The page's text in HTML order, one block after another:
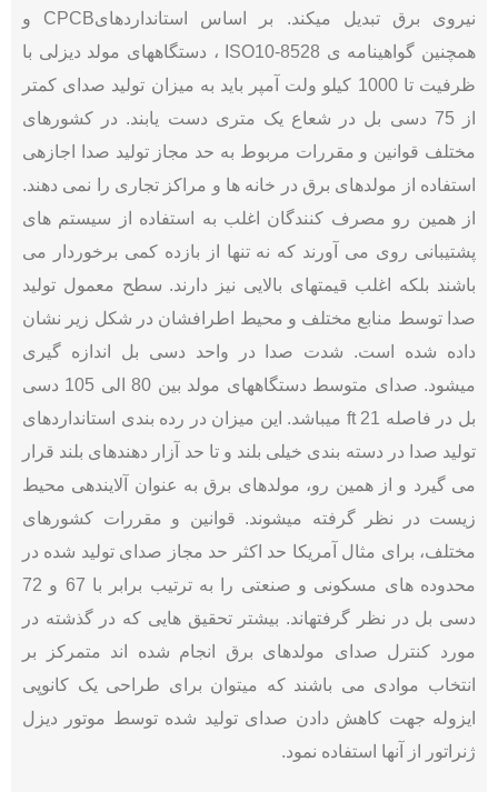
نیروی برق تبدیل میکند. بر اساس استانداردهایCPCB و
همچنین گواهینامه ی ISO10-8528 ، دستگاههای مولد دیزلی با
ظرفیت تا 1000 کیلو ولت آمپر باید به میزان تولید صدای کمتر
از 75 دسی بل در شعاع یک متری دست یابند. در کشورهای
مختلف قوانین و مقررات مربوط به حد مجاز تولید صدا اجازهی
استفاده از مولدهای برق در خانه ها و مراکز تجاری را نمی دهند.
از همین رو مصرف کنندگان اغلب به استفاده از سیستم های
پشتیبانی روی می آورند که نه تنها از بازده کمی برخوردار می
باشند بلکه اغلب قیمتهای بالایی نیز دارند. سطح معمول تولید
صدا توسط منابع مختلف و محیط اطرافشان در شکل زیر نشان
داده شده است. شدت صدا در واحد دسی بل اندازه گیری
میشود. صدای متوسط دستگاههای مولد بین 80 الی 105 دسی
بل در فاصله 21 ft میباشد. این میزان در رده بندی استانداردهای
تولید صدا در دسته بندی خیلی بلند و تا حد آزار دهندهای بلند قرار
می گیرد و از همین رو، مولدهای برق به عنوان آلایندهی محیط
زیست در نظر گرفته میشوند. قوانین و مقررات کشورهای
مختلف، برای مثال آمریکا حد اکثر حد مجاز صدای تولید شده در
محدوده های مسکونی و صنعتی را به ترتیب برابر با 67 و 72
دسی بل در نظر گرفتهاند. بیشتر تحقیق هایی که در گذشته در
مورد کنترل صدای مولدهای برق انجام شده اند متمرکز بر
انتخاب موادی می باشند که میتوان برای طراحی یک کانوپی
ایزوله جهت کاهش دادن صدای تولید شده توسط موتور دیزل
ژنراتور از آنها استفاده نمود.